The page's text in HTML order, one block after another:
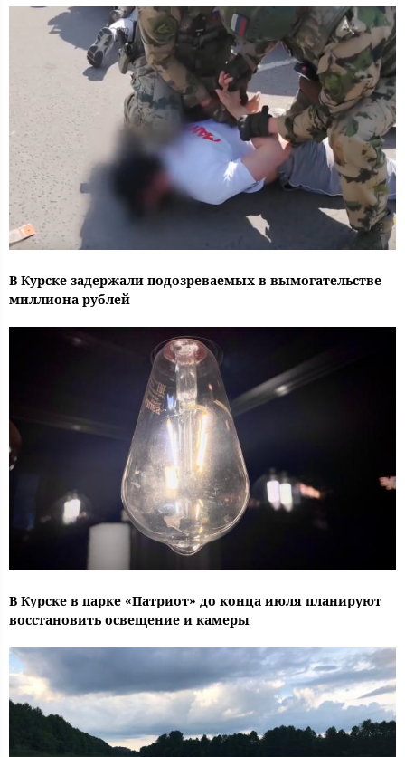
В Курске задержали подозреваемых в вымогательстве
миллиона рублей
В Курске в парке «Патриот» до конца июля планируют
восстановить освещение и камеры